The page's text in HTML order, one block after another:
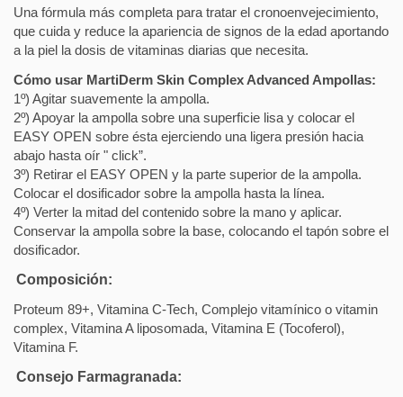
Una fórmula más completa para tratar el cronoenvejecimiento,
que cuida y reduce la apariencia de signos de la edad aportando
a la piel la dosis de vitaminas diarias que necesita.
Cómo usar MartiDerm Skin Complex Advanced Ampollas:
1º) Agitar suavemente la ampolla.
2º) Apoyar la ampolla sobre una superficie lisa y colocar el
EASY OPEN sobre ésta ejerciendo una ligera presión hacia
abajo hasta oír " click”.
3º) Retirar el EASY OPEN y la parte superior de la ampolla.
Colocar el dosificador sobre la ampolla hasta la línea.
4º) Verter la mitad del contenido sobre la mano y aplicar.
Conservar la ampolla sobre la base, colocando el tapón sobre el
dosificador.
Composición:
Proteum 89+, Vitamina C-Tech, Complejo vitamínico o vitamin
complex, Vitamina A liposomada, Vitamina E (Tocoferol),
Vitamina F.
Consejo Farmagranada: